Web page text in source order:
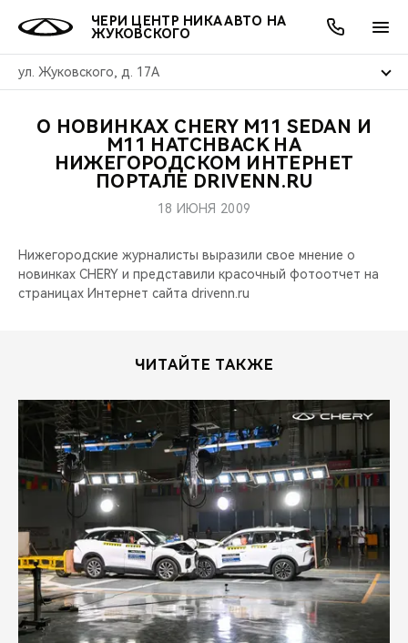
ЧЕРИ ЦЕНТР НИКА АВТО НА
ЖУКОВСКОГО
ул. Жуковского, д. 17А
МОДЕЛИ
СЕДАНЫ
ПОКУПАТЕЛЯМ
ВЫБОР И ПОКУПКА
ВЛАДЕЛЬЦАМ
ПОДДЕРЖКА
МИР CHERY
CHERY В СОЦСЕТЯХ
БЛАГОТВОРИТЕЛЬНОСТЬ
CHERY REMOTE
CHERY И СПОРТ
НАШИ МЕРОПРИЯТИЯ
ВИДЕООБЗОРЫ
CHERY ДЛЯ ДЕТЕЙ
АКЦИИ
ВЫГОДЫ И АКЦИИ
ОНЛАЙН СЕРВИСЫ
ВЫБОР И ПОКУПКА
О КОМПАНИИ
O НОВИНКАХ CHERY М11 SEDAN И
М11 HATCHBACK НА
НИЖЕГОРОДСКОМ ИНТЕРНЕТ
ПОРТАЛЕ DRIVENN.RU
18 ИЮНЯ 2009
Нижегородские журналисты выразили свое мнение о
новинках CHERY и представили красочный фотоотчет на
страницах Интернет сайта drivenn.ru
ЧИТАЙТЕ ТАКЖЕ